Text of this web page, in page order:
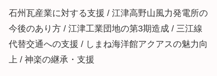
石州瓦産業に対する支援 / 江津高野山風力発電所の
今後のあり方 / 江津工業団地の第3期造成 / 三江線
代替交通への支援 / しまね海洋館アクアスの魅力向
上 / 神楽の継承・支援